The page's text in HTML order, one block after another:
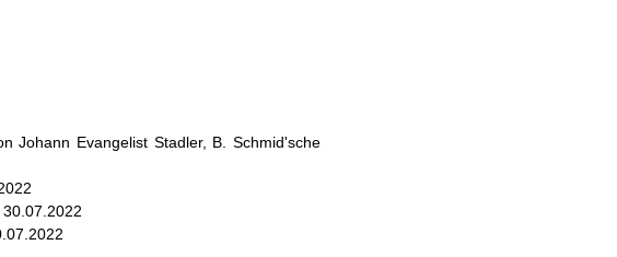
Johann Evangelist Stadler, B. Schmid'sche